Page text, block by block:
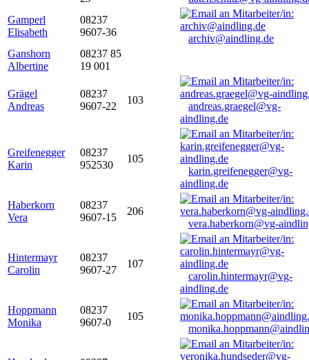
Gamperl
Elisabeth
08237
9607-36
archiv@aindling.de
Ganshorn
Albertine
08237 85
19 001
Grägel
Andreas
08237
9607-22
103
andreas.graegel@vg-
aindling.de
Greifenegger
Karin
08237
952530
105
karin.greifenegger@vg-
aindling.de
Haberkorn
Vera
08237
9607-15
206
vera.haberkorn@vg-
Hintermayr
Carolin
08237
9607-27
107
carolin.hintermayr@vg-
aindling.de
Hoppmann
Monika
08237
9607-0
105